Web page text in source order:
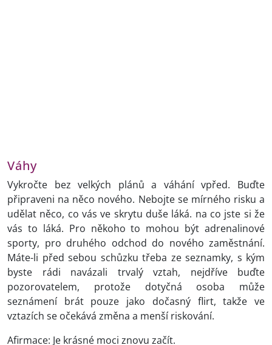
Váhy
Vykročte bez velkých plánů a váhání vpřed. Buďte
připraveni na něco nového. Nebojte se mírného risku a
udělat něco, co vás ve skrytu duše láká. na co jste si že
vás to láká. Pro někoho to mohou být adrenalinové
sporty, pro druhého odchod do nového zaměstnání.
Máte-li před sebou schůzku třeba ze seznamky, s kým
byste rádi navázali trvalý vztah, nejdříve buďte
pozorovatelem, protože dotyčná osoba může
seznámení brát pouze jako dočasný flirt, takže ve
vztazích se očekává změna a menší riskování.
Afirmace: Je krásné moci znovu začít.